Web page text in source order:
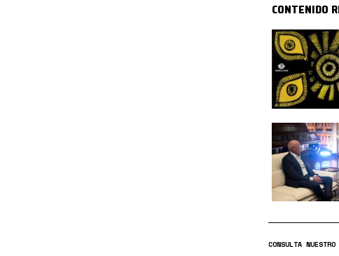
CONTENIDO
CONSULTA